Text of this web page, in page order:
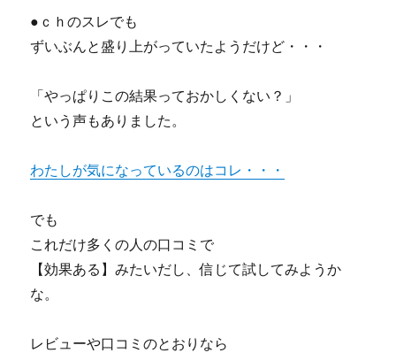
利
大
の
極
イ
り
出
た
●ｃｈのスレでも
ずいぶんと盛り上がっていたようだけど・・・
「やっぱりこの結果っておかしくない？」
という声もありました。
わたしが気になっているのはコレ・・・
でも
これだけ多くの人の口コミで
【効果ある】みたいだし、信じて試してみようか
な。
レビューや口コミのとおりなら